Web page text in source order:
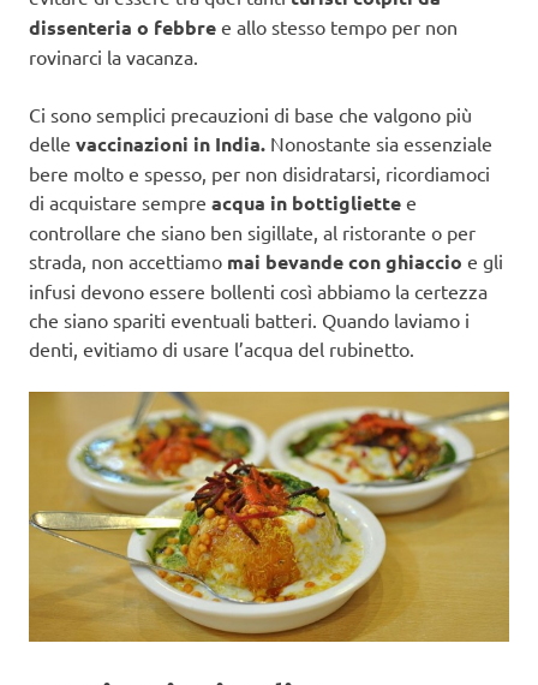
dissenteria o febbre e allo stesso tempo per non
rovinarci la vacanza.
Ci sono semplici precauzioni di base che valgono più
delle vaccinazioni in India. Nonostante sia essenziale
bere molto e spesso, per non disidratarsi, ricordiamoci
di acquistare sempre acqua in bottigliette e
controllare che siano ben sigillate, al ristorante o per
strada, non accettiamo mai bevande con ghiaccio e gli
infusi devono essere bollenti così abbiamo la certezza
che siano spariti eventuali batteri. Quando laviamo i
denti, evitiamo di usare l’acqua del rubinetto.